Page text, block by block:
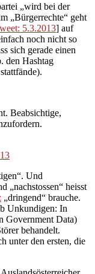
„wird bei der
„Bürgerrechte“ geht
5.3.2013] auf
noch nicht so
sich gerade einen
den Hashtag
Beabsichtige,
Und
„nachstossen“ heisst
„dringend“ brauche.
Unkundigen: In
Government Data)
behandelt.
unter den ersten, die